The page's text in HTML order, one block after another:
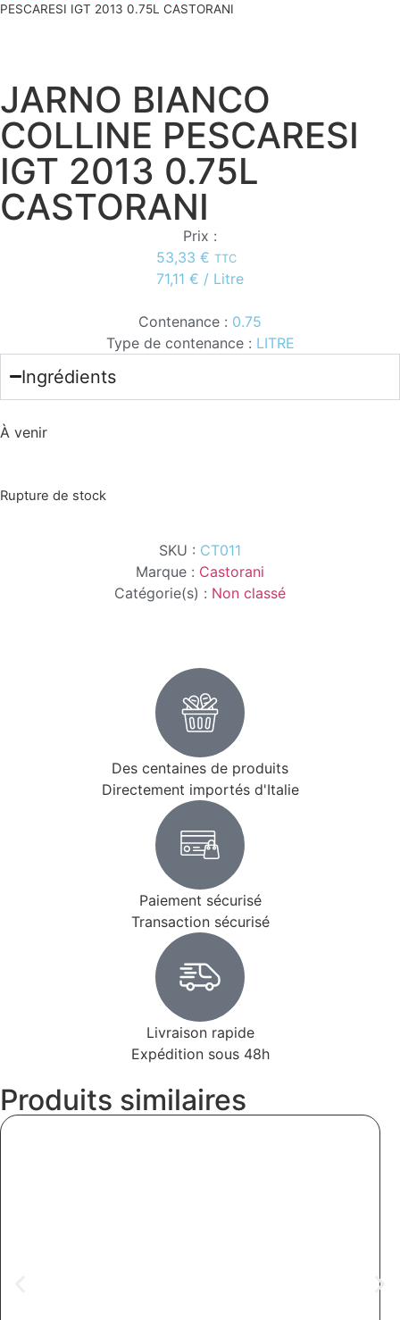
PESCARESI IGT 2013 0.75L CASTORANI
JARNO BIANCO
COLLINE PESCARESI
IGT 2013 0.75L
CASTORANI
Prix :
53,33 € TTC
71,11 € / Litre
Contenance : 0.75
Type de contenance : LITRE
Ingrédients
À venir
Rupture de stock
SKU : CT011
Marque : Castorani
Catégorie(s) : Non classé
Des centaines de produits
Directement importés d'Italie
Paiement sécurisé
Transaction sécurisé
Livraison rapide
Expédition sous 48h
Produits similaires